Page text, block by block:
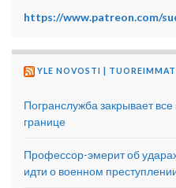
https://www.patreon.com/
YLE NOVOSTI |
Погранслужба закрывает
границе
Профессор-эмерит об
идти о военном